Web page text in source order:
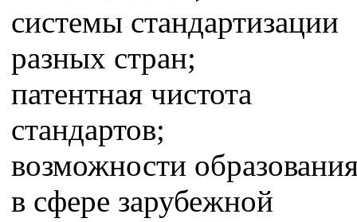
системы стандартизации
разных стран;
патентная чистота
стандартов;
возможности
в сфере зарубежной